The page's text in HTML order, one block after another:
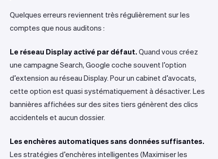
Quelques erreurs reviennent très régulièrement sur les
comptes que nous auditons :
Le réseau Display activé par défaut. Quand vous créez
une campagne Search, Google coche souvent l’option
d’extension au réseau Display. Pour un cabinet d’avocats,
cette option est quasi systématiquement à désactiver. Les
bannières affichées sur des sites tiers génèrent des clics
accidentels et aucun dossier.
Les enchères automatiques sans données suffisantes.
Les stratégies d’enchères intelligentes (Maximiser les